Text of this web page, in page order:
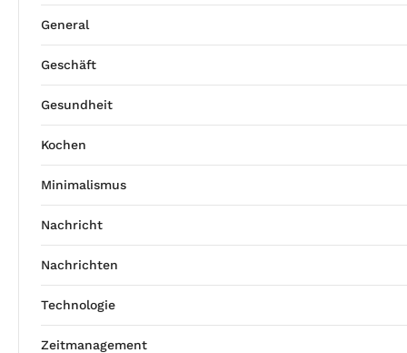
General
Geschäft
Gesundheit
Kochen
Minimalismus
Nachricht
Nachrichten
Technologie
Zeitmanagement